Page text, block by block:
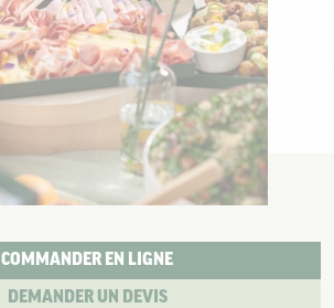
COMMANDER EN LIGNE
DEMANDER UN DEVIS